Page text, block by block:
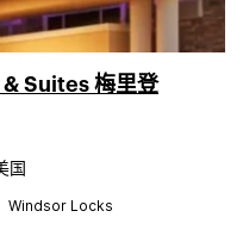
Suites 梅里登
国
Windsor Locks